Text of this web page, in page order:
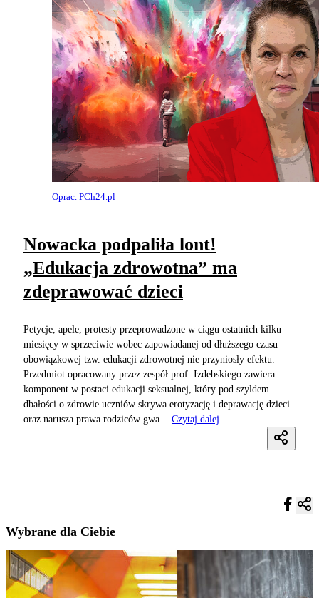
Oprac. PCh24.pl
Nowacka podpaliła lont!
„Edukacja zdrowotna” ma
zdeprawować dzieci
Petycje, apele, protesty przeprowadzone w ciągu ostatnich kilku
miesięcy w sprzeciwie wobec zapowiadanej od dłuższego czasu
obowiązkowej tzw. edukacji zdrowotnej nie przyniosły efektu.
Przedmiot opracowany przez zespół prof. Izdebskiego zawiera
komponent w postaci edukacji seksualnej, który pod szyldem
dbałości o zdrowie uczniów skrywa erotyzację i deprawację dzieci
oraz narusza prawa rodziców gwa...
Czytaj dalej
Wybrane dla Ciebie